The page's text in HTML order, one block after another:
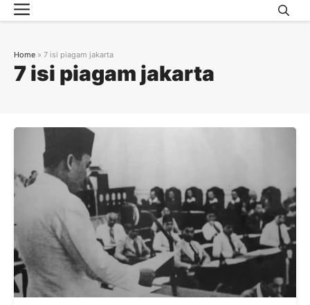
Skip
to
Menu
7 isi piagam jakarta
Home » 7 isi piagam jakarta